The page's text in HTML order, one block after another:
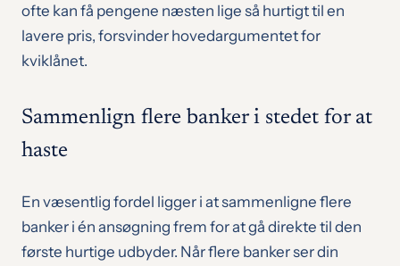
ofte kan få pengene næsten lige så hurtigt til en
lavere pris, forsvinder hovedargumentet for
kviklånet.
Sammenlign flere banker i stedet for at
haste
En væsentlig fordel ligger i at sammenligne flere
banker i én ansøgning frem for at gå direkte til den
første hurtige udbyder. Når flere banker ser din